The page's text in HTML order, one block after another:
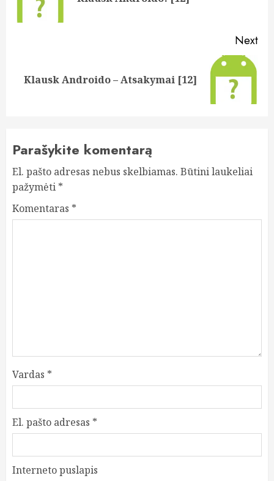
Next
Next
Klausk Androido – Atsakymai [12]
Parašykite komentarą
El. pašto adresas nebus skelbiamas. Būtini laukeliai
pažymėti *
Komentaras *
Vardas *
El. pašto adresas *
Interneto puslapis